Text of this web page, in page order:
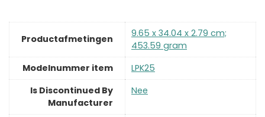
Productafmetingen
‎9.65 x 34.04 x 2.79 cm;
453.59 gram
Modelnummer item
‎LPK25
Is Discontinued By
Manufacturer
‎Nee